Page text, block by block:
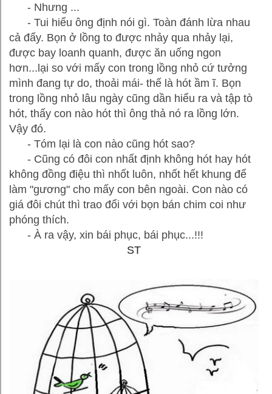
- Nhưng ...
- Tui hiểu ông định nói gì. Toàn đánh lừa nhau
cả đấy. Bọn ở lồng to được nhảy qua nhảy lại,
được bay loanh quanh, được ăn uống ngon
hơn...lại so với mấy con trong lồng nhỏ cứ tưởng
mình đang tự do, thoải mái- thế là hót ầm ĩ. Bọn
trong lồng nhỏ lâu ngày cũng dần hiểu ra và tập tò
hót, thấy con nào hót thì ông thả nó ra lồng lớn.
Vậy đó.
- Tóm lại là con nào cũng hót sao?
- Cũng có đôi con nhất định không hót hay hót
không đồng điệu thì nhốt luôn, nhốt hết khung để
làm "gương" cho mấy con bên ngoài. Con nào có
giá đôi chút thì trao đổi với bọn bán chim coi như
phóng thích.
- À ra vậy, xin bái phục, bái phục...!!!
ST